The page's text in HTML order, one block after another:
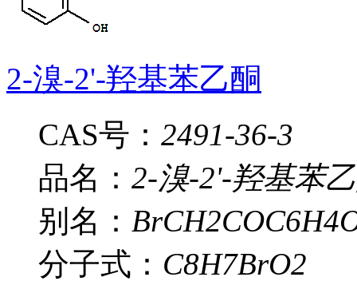
2-溴-2'-羟基苯乙酮
CAS号： 2491-36-3
品名： 2-溴-2'-羟基苯
别名：
分子式： C8H7BrO2